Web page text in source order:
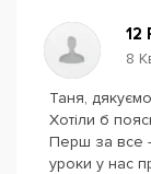
12
8
Таня,
Хотіли б
Перш за все
уроки у нас